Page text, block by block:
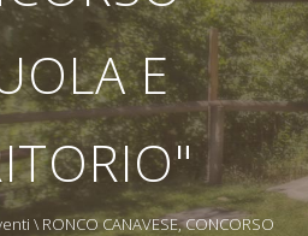
E
\ RONCO CANAVESE, CONCORSO